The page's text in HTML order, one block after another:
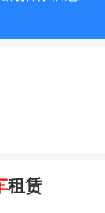
租赁